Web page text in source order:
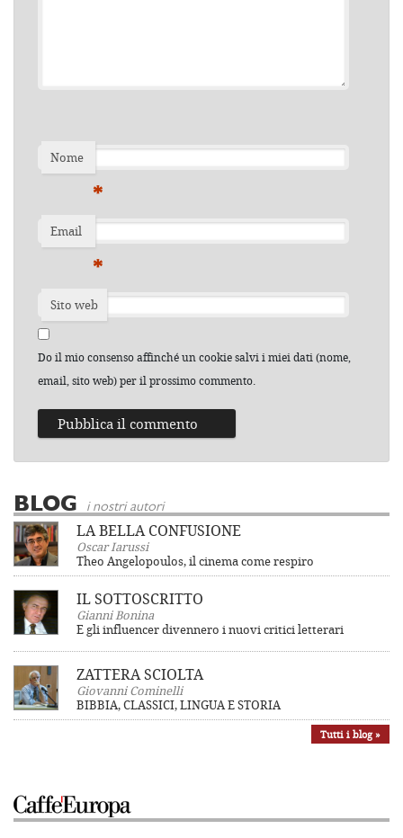
Nome
*
Email
*
Sito web
Do il mio consenso affinché un cookie salvi i miei dati (nome,
email, sito web) per il prossimo commento.
BLOG i nostri autori
LA BELLA CONFUSIONE
Oscar Iarussi
Theo Angelopoulos, il cinema come respiro
IL SOTTOSCRITTO
Gianni Bonina
E gli influencer divennero i nuovi critici letterari
ZATTERA SCIOLTA
Giovanni Cominelli
BIBBIA, CLASSICI, LINGUA E STORIA
Tutti i blog »